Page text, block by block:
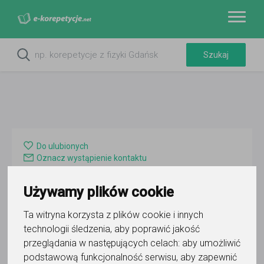
Używamy plików cookie
Ta witryna korzysta z plików cookie i innych
technologii śledzenia, aby poprawić jakość
przeglądania w następujących celach: aby umożliwić
podstawową funkcjonalność serwisu, aby zapewnić
Do ulubionych
Oznacz wystąpienie kontaktu
Bartek EDU-COVER